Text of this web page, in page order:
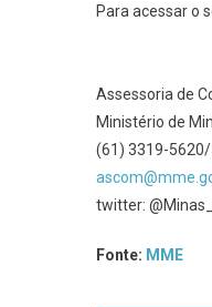
Para acessar o
Assessoria de
Ministério de
(61) 3319-
twitter:
Fonte: MME